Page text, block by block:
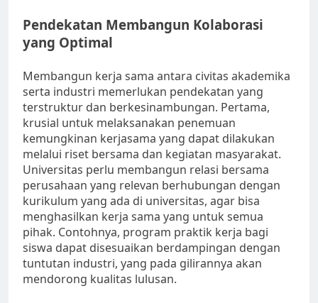
Pendekatan Membangun Kolaborasi
yang Optimal
Membangun kerja sama antara civitas akademika
serta industri memerlukan pendekatan yang
terstruktur dan berkesinambungan. Pertama,
krusial untuk melaksanakan penemuan
kemungkinan kerjasama yang dapat dilakukan
melalui riset bersama dan kegiatan masyarakat.
Universitas perlu membangun relasi bersama
perusahaan yang relevan berhubungan dengan
kurikulum yang ada di universitas, agar bisa
menghasilkan kerja sama yang untuk semua
pihak. Contohnya, program praktik kerja bagi
siswa dapat disesuaikan berdampingan dengan
tuntutan industri, yang pada gilirannya akan
mendorong kualitas lulusan.